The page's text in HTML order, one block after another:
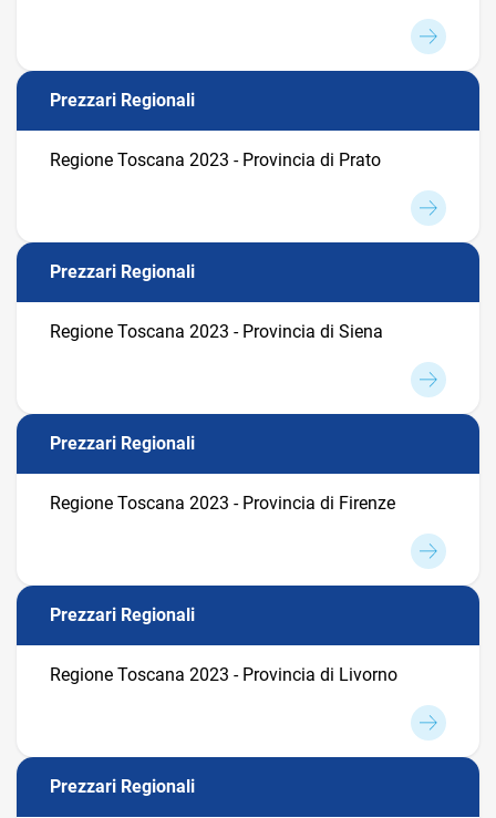
Prezzari Regionali
Regione Toscana 2023 - Provincia di Prato
Prezzari Regionali
Regione Toscana 2023 - Provincia di Siena
Prezzari Regionali
Regione Toscana 2023 - Provincia di Firenze
Prezzari Regionali
Regione Toscana 2023 - Provincia di Livorno
Prezzari Regionali